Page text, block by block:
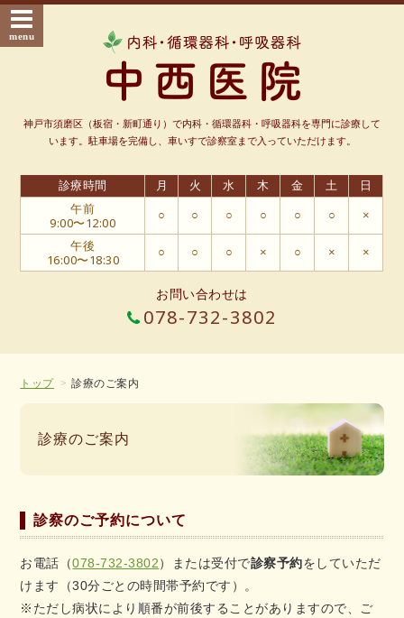
神戸市須磨区（板宿・新町通り）で内科・循環器科・呼吸器科を専門に診療して
います。 駐車場を完備し、車いすで診察室まで入っていただけます。
診療時間 月 火 水 木 金 土 日
午前
9:00〜12:00
○ ○ ○ ○ ○ ○ ×
午後
16:00〜18:30
○ ○ ○ × ○ × ×
お問い合わせは
078-732-3802
トップ 診療のご案内
診療のご案内
診察のご予約について
お電話（078-732-3802）または受付で診察予約をしていただ
けます（30分ごとの時間帯予約です）。
※ただし病状により順番が前後することがありますので、ご